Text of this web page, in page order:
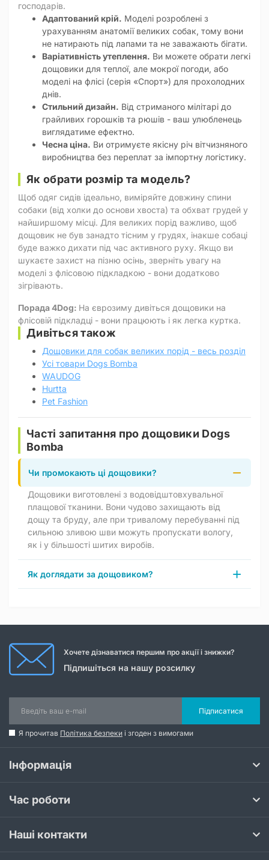
господарів.
Адаптований крій. Моделі розроблені з
урахуванням анатомії великих собак, тому вони
не натирають під лапами та не заважають бігати.
Варіативність утеплення. Ви можете обрати легкі
дощовики для теплої, але мокрої погоди, або
моделі на флісі (серія «Спорт») для прохолодних
днів.
Стильний дизайн. Від стриманого мілітарі до
грайливих горошків та рюшів - ваш улюбленець
виглядатиме ефектно.
Чесна ціна. Ви отримуєте якісну річ вітчизняного
виробництва без переплат за імпортну логістику.
Як обрати розмір та модель?
Щоб одяг сидів ідеально, виміряйте довжину спини
собаки (від холки до основи хвоста) та обхват грудей у
найширшому місці. Для великих порід важливо, щоб
дощовик не був занадто тісним у грудях, інакше собаці
буде важко дихати під час активного руху. Якщо ви
шукаєте захист на пізню осінь, зверніть увагу на
моделі з флісовою підкладкою - вони додатково
зігрівають.
Порада 4Dog: На єврозиму дивіться дощовики на
флісовій підкладці - вони працюють і як легка куртка.
Дивіться також
Дощовики для собак великих порід - весь розділ
Усі товари Dogs Bomba
WAUDOG
Hurtta
Pet Fashion
Часті запитання про дощовики Dogs
Bomba
Чи промокають ці дощовики?
Дощовики виготовлені з водовідштовхувальної
плащової тканини. Вони чудово захищають від
дощу та бруду, але при тривалому перебуванні під
сильною зливою шви можуть пропускати вологу,
як і у більшості шитих виробів.
Як доглядати за дощовиком?
Хочете дізнаватися першим про акції і знижки?
Підпишіться на нашу розсилку
Підписатися
Я прочитав Політика безпеки і згоден з вимогами
Інформація
Час роботи
Наші контакти